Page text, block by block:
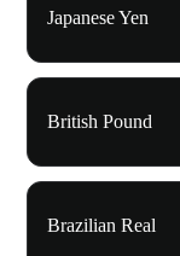
Japanese Yen
British Pound
Brazilian Real